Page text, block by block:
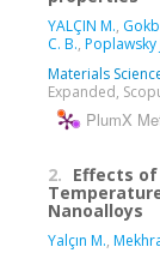
YALÇIN M.,
C. B., Poplawsky
Materials
Expanded,
PlumX
2. Effects
Nanoalloys
Yalçın M.,